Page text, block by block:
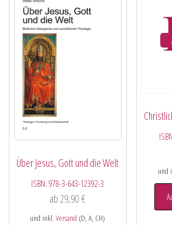
Über Jesus, Gott und die Welt
ISBN:978-3-643-12392-3
ab 29,90€
und inkl.Versand (D, A, CH)
und